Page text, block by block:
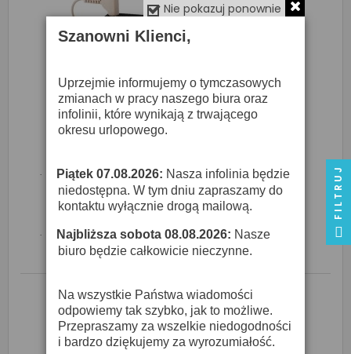
1 218,00 zł
Produkt dostępny na zamówienie
w terminie7 dni roboczych
Nie pokazuj ponownie
Szanowni Klienci,
Uprzejmie informujemy o tymczasowych
zmianach w pracy naszego biura oraz
infolinii, które wynikają z trwającego
okresu urlopowego.
· Piątek 07.08.2026: Nasza infolinia będzie
niedostępna. W tym dniu zapraszamy do
kontaktu wyłącznie drogą mailową.
· Najbliższa sobota 08.08.2026: Nasze
biuro będzie całkowicie nieczynne.
Na wszystkie Państwa wiadomości
odpowiemy tak szybko, jak to możliwe.
Przepraszamy za wszelkie niedogodności
i bardzo dziękujemy za wyrozumiałość.
FILTRUJ